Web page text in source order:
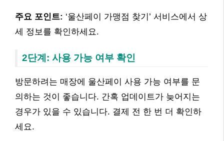
주요 포인트: ‘울산페이 가맹점 찾기’ 서비스에서 상
세 정보를 확인하세요.
2단계: 사용 가능 여부 확인
방문하려는 매장에 울산페이 사용 가능 여부를 문
의하는 것이 좋습니다. 간혹 업데이트가 늦어지는
경우가 있을 수 있습니다. 결제 전 한 번 더 확인하
세요.